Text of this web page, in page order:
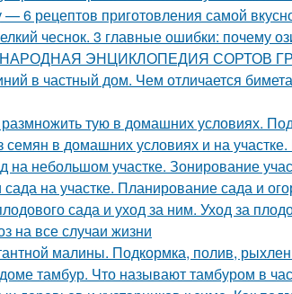
— 6 рецептов приготовления самой
чеснок. 3 главные ошибки: почему
НАРОДНАЯ ЭНЦИКЛОПЕДИЯ СОРТОВ
в частный дом. Чем отличается
тую в домашних условиях.
семян в домашних условиях и на
на небольшом участке. Зонирование
на участке. Планирование сада и
сада и уход за ним. Уход за
на все случаи жизни
малины. Подкормка, полив,
тамбур. Что называют тамбуром в